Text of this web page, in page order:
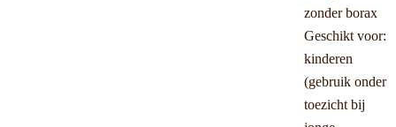
zonder borax
Geschikt voor:
kinderen
(gebruik onder
toezicht bij